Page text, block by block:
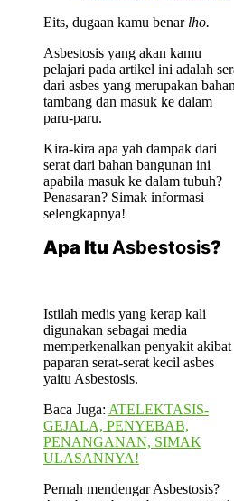
Eits, dugaan kamu benar lho.
Asbestosis yang akan kamu
pelajari pada artikel ini adalah
dari asbes yang merupakan bahan
tambang dan masuk ke dalam
paru-paru.
Kira-kira apa yah dampak dari
serat dari bahan bangunan ini
apabila masuk ke dalam tubuh?
Penasaran? Simak informasi
selengkapnya!
Apa Itu Asbestosis?
Istilah medis yang kerap kali
digunakan sebagai media
memperkenalkan penyakit akibat
paparan serat-serat kecil asbes
yaitu Asbestosis.
Baca Juga: ATELEKTASIS-
GEJALA, PENYEBAB,
PENANGANAN, SIMAK
ULASANNYA!
Pernah mendengar Asbestosis?